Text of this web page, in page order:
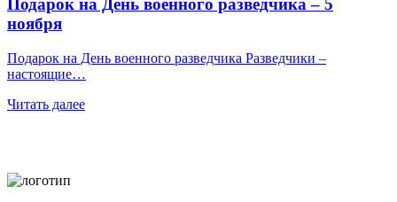
Подарок на День военного разведчика – 5
ноября
Подарок на День военного разведчика Разведчики –
настоящие…
Читать далее